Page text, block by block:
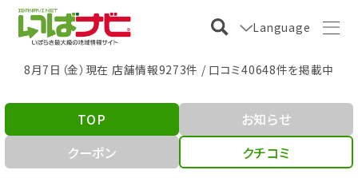
Language
8月7日（金）現在 店舗情報9273件 / 口コミ40648件を掲載中
TOP
お知らせ
クーポン
クチコミ